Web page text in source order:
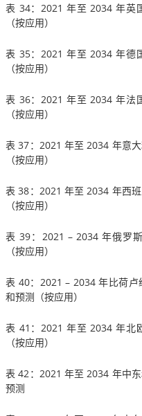
表 34：2021 年至 2034 年英
（按应用）
表 35：2021 年至 2034 年德
（按应用）
表 36：2021 年至 2034 年法
（按应用）
表 37：2021 年至 2034 年意
（按应用）
表 38：2021 年至 2034 年西
（按应用）
表 39：2021 – 2034 年俄罗
（按应用）
表 40：2021 – 2034 年比荷
和预测（按应用）
表 41：2021 年至 2034 年北
（按应用）
表 42：2021 年至 2034 年中
预测